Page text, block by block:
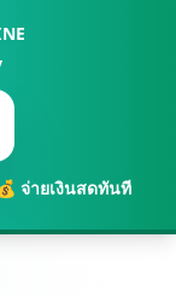
จ่ายเงินสดทันที